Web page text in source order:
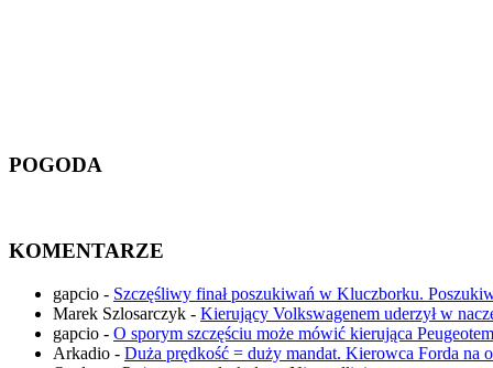
POGODA
KOMENTARZE
gapcio - Szczęśliwy finał poszukiwań w Kluczborku.
Marek Szlosarczyk - Kierujący Volkswagenem uderzył w
gapcio - O sporym szczęściu może mówić kierująca
Arkadio - Duża prędkość = duży mandat. Kierowca Forda na